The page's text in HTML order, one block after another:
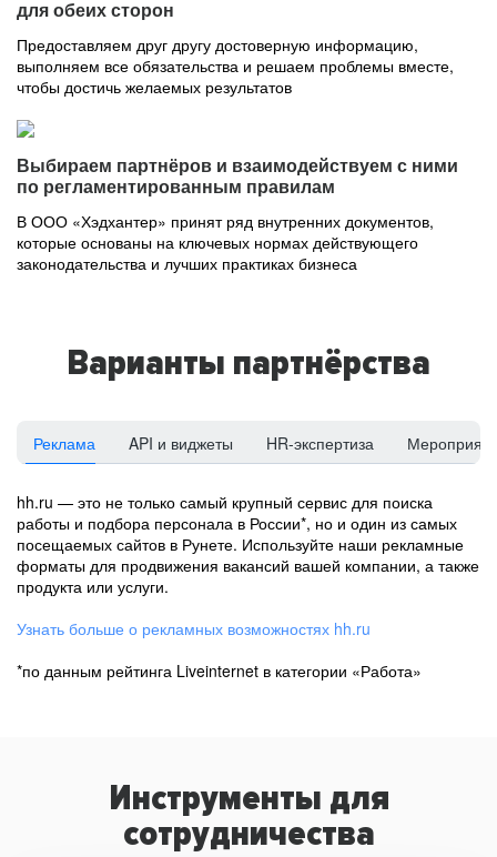
для обеих сторон
Предоставляем друг другу достоверную информацию,
выполняем все обязательства и решаем проблемы вместе,
чтобы достичь желаемых результатов
Выбираем партнёров и взаимодействуем с ними
по регламентированным правилам
В ООО «Хэдхантер» принят ряд внутренних документов,
которые основаны на ключевых нормах действующего
законодательства и лучших практиках бизнеса
Варианты партнёрства
Реклама API и виджеты HR-экспертиза
hh.ru — это не только самый крупный сервис для поиска
работы и подбора персонала в России*, но и один из самых
посещаемых сайтов в Рунете. Используйте наши рекламные
форматы для продвижения вакансий вашей компании, а также
продукта или услуги.
Узнать больше о рекламных возможностях hh.ru
*по данным рейтинга Liveinternet в категории «Работа»
Инструменты для
сотрудничества